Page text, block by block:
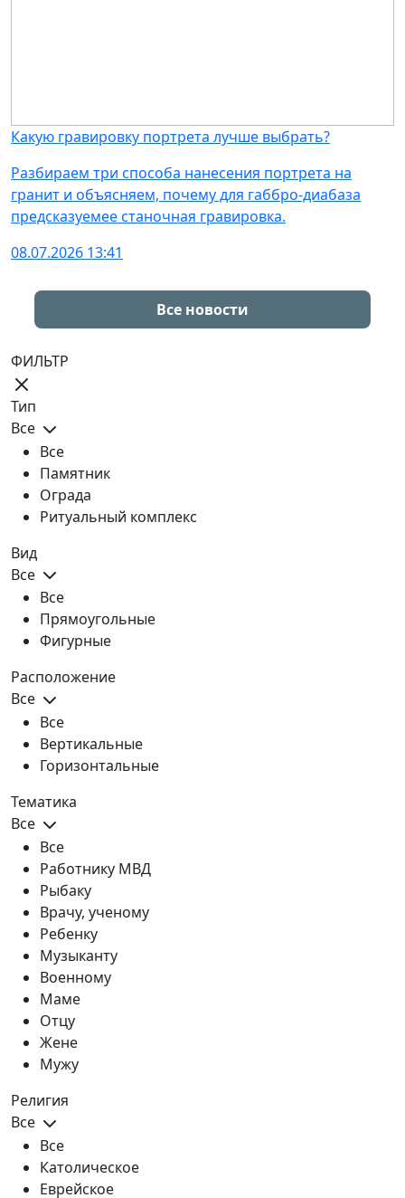
Какую гравировку портрета лучше выбрать?
Разбираем три способа нанесения портрета на
гранит и объясняем, почему для габбро-диабаза
предсказуемее станочная гравировка.
08.07.2026 13:41
Все новости
ФИЛЬТР
Тип
Все
Все
Памятник
Ограда
Ритуальный комплекс
Вид
Все
Все
Прямоугольные
Фигурные
Расположение
Все
Все
Вертикальные
Горизонтальные
Тематика
Все
Все
Работнику МВД
Рыбаку
Врачу, ученому
Ребенку
Музыканту
Военному
Маме
Отцу
Жене
Мужу
Религия
Все
Все
Католическое
Еврейское